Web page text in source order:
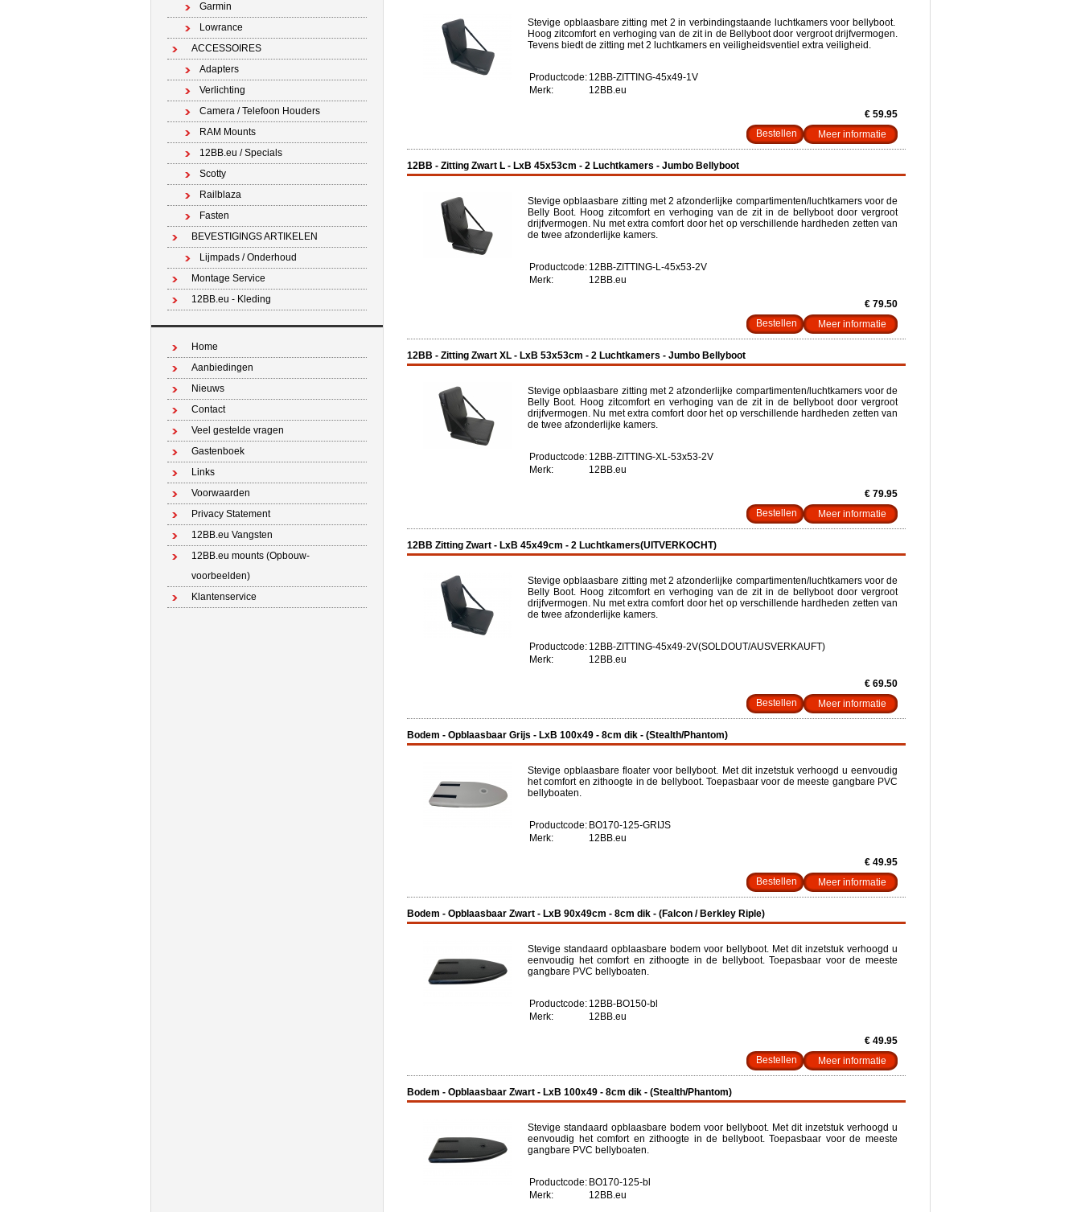
Garmin
Lowrance
ACCESSOIRES
Adapters
Verlichting
Camera / Telefoon Houders
RAM Mounts
12BB.eu / Specials
Scotty
Railblaza
Fasten
BEVESTIGINGS ARTIKELEN
Lijmpads / Onderhoud
Montage Service
12BB.eu - Kleding
Home
Aanbiedingen
Nieuws
Contact
Veel gestelde vragen
Gastenboek
Links
Voorwaarden
Privacy Statement
12BB.eu Vangsten
12BB.eu mounts (Opbouw-
voorbeelden)
Klantenservice
Stevige opblaasbare zitting met 2 in verbindingstaande luchtkamers voor bellyboot.
Hoog zitcomfort en verhoging van de zit in de Bellyboot door vergroot drijfvermogen.
Tevens biedt de zitting met 2 luchtkamers en veiligheidsventiel extra veiligheid.
Productcode: 12BB-ZITTING-45x49-1V
Merk:
12BB.eu
€ 59.95
Meer informatie
12BB - Zitting Zwart L - LxB 45x53cm - 2 Luchtkamers - Jumbo Bellyboot
Stevige opblaasbare zitting met 2 afzonderlijke compartimenten/luchtkamers voor de
Belly Boot. Hoog zitcomfort en verhoging van de zit in de bellyboot door vergroot
drijfvermogen. Nu met extra comfort door het op verschillende hardheden zetten van
de twee afzonderlijke kamers.
Productcode: 12BB-ZITTING-L-45x53-2V
Merk:
12BB.eu
€ 79.50
Meer informatie
12BB - Zitting Zwart XL - LxB 53x53cm - 2 Luchtkamers - Jumbo Bellyboot
Stevige opblaasbare zitting met 2 afzonderlijke compartimenten/luchtkamers voor de
Belly Boot. Hoog zitcomfort en verhoging van de zit in de bellyboot door vergroot
drijfvermogen. Nu met extra comfort door het op verschillende hardheden zetten van
de twee afzonderlijke kamers.
Productcode: 12BB-ZITTING-XL-53x53-2V
Merk:
12BB.eu
€ 79.95
Meer informatie
12BB Zitting Zwart - LxB 45x49cm - 2 Luchtkamers(UITVERKOCHT)
Stevige opblaasbare zitting met 2 afzonderlijke compartimenten/luchtkamers voor de
Belly Boot. Hoog zitcomfort en verhoging van de zit in de bellyboot door vergroot
drijfvermogen. Nu met extra comfort door het op verschillende hardheden zetten van
de twee afzonderlijke kamers.
Productcode: 12BB-ZITTING-45x49-2V(SOLDOUT/AUSVERKAUFT)
Merk:
12BB.eu
€ 69.50
Meer informatie
Bodem - Opblaasbaar Grijs - LxB 100x49 - 8cm dik - (Stealth/Phantom)
Stevige opblaasbare floater voor bellyboot. Met dit inzetstuk verhoogd u eenvoudig
het comfort en zithoogte in de bellyboot. Toepasbaar voor de meeste gangbare PVC
bellyboaten.
Productcode: BO170-125-GRIJS
Merk:
12BB.eu
€ 49.95
Meer informatie
Bodem - Opblaasbaar Zwart - LxB 90x49cm - 8cm dik - (Falcon / Berkley Riple)
Stevige standaard opblaasbare bodem voor bellyboot. Met dit inzetstuk verhoogd u
eenvoudig het comfort en zithoogte in de bellyboot. Toepasbaar voor de meeste
gangbare PVC bellyboaten.
Productcode: 12BB-BO150-bl
Merk:
12BB.eu
€ 49.95
Meer informatie
Bodem - Opblaasbaar Zwart - LxB 100x49 - 8cm dik - (Stealth/Phantom)
Stevige standaard opblaasbare bodem voor bellyboot. Met dit inzetstuk verhoogd u
eenvoudig het comfort en zithoogte in de bellyboot. Toepasbaar voor de meeste
gangbare PVC bellyboaten.
Productcode: BO170-125-bl
Merk:
12BB.eu